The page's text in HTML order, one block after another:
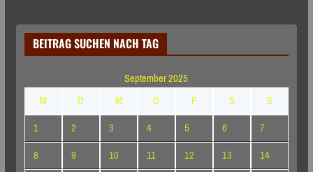
BEITRAG SUCHEN NACH TAG
September 2025
M
D M D F S
S
1
2 3 4 5 6
7
8
9 10 11 12 13
14